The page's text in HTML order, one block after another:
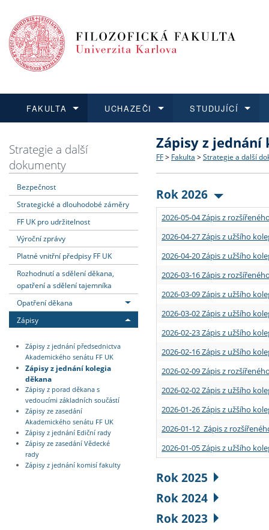
FAKULTA
Dozvědět se více
Struktura a historie
Strategie a další
Podpora a benefity pro
Absolventi fakulty
UCHAZEČI
Podat přihlášku
Co studovat a jak se
Učitelské studijní
Informace k průběhu
STUDUJÍCÍ
Dozvědět se více
Bakalářské a magisterské
Doktorské studium
Rigorózní řízení
Dozvědět se více
O vědě a výzkumu na FF
Akademické kvalifikace
Granty a projekty
Dozvědět se více
Aktuální nabídky a
Vyjíždějící studenti
Přijíždějící studenti
Vyjíždějící zaměstnanci
Strategie a další
dokumenty
Bezpečnost
Strategické a dlouhodobé záměry
FF UK pro udržitelnost
Výroční zprávy
Platné vnitřní předpisy FF UK
Rozhodnutí a sdělení děkana,
opatření a sdělení tajemníka
Opatření děkana
Zápisy
Zápisy z jednání předsednictva
Akademického senátu FF UK
Zápisy z jednání kolegia
děkana
Zápisy z porad děkana s
vedoucími základních součástí
Zápisy ze zasedání
Akademického senátu FF UK
Zápisy z jednání Ediční rady
Zápisy ze zasedání Vědecké
rady
Zápisy z jednání komisí fakulty
Zápisy z jednání
FF > Fakulta > Strategie a další
Rok 2026
2026-05-04 Zápis z
2026-04-27 Zápis z užšího
2026-04-20 Zápis z užšího
2026-03-16 Zápis z
2026-03-09 Zápis z užšího
2026-03-02 Zápis z užšího
2026-02-23 Zápis z užšího
2026-02-16 Zápis z užšího
2026-02-09 Zápis z
2026-02-02 Zápis z užšího
2026-01-26 Zápis z užšího
2026-01-12 Zápis z
2026-01-05 Zápis z užšího
Rok 2025
Rok 2024
Rok 2023